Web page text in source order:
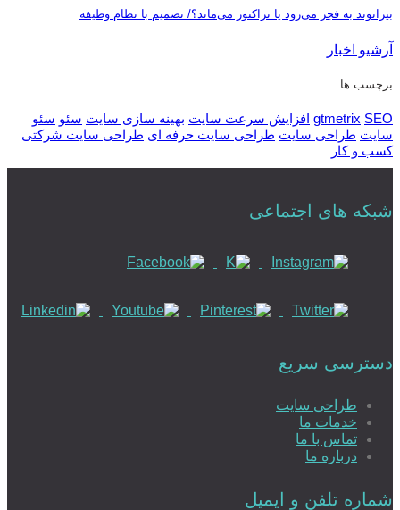
بیرانوند به فجر می‌رود یا تراکتور می‌ماند؟/ تصمیم با نظام وظیفه
آرشیو اخبار
برچسب ها
gtmetrix SEO افزایش سرعت سایت بهینه سازی سایت سئو سئو
سایت طراحی سایت طراحی سایت حرفه ای طراحی سایت شرکتی
کسب و کار
شبکه های اجتماعی
دسترسی سریع
طراحی سایت
خدمات ما
تماس با ما
درباره ما
شماره تلفن و ایمیل